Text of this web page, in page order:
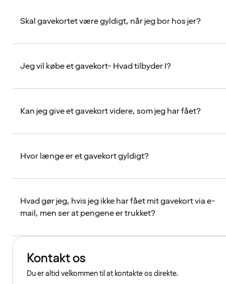
Skal gavekortet være gyldigt, når jeg bor hos jer?
Jeg vil købe et gavekort- Hvad tilbyder I?
Kan jeg give et gavekort videre, som jeg har fået?
Hvor længe er et gavekort gyldigt?
Hvad gør jeg, hvis jeg ikke har fået mit gavekort via e-
mail, men ser at pengene er trukket?
Kontakt os
Du er altid velkommen til at kontakte os direkte.